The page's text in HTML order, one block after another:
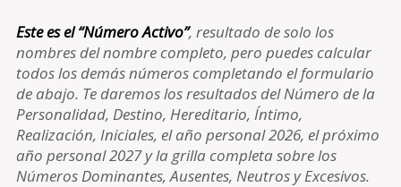
Este es el “Número Activo”, resultado de solo los
nombres del nombre completo, pero puedes calcular
todos los demás números completando el formulario
de abajo. Te daremos los resultados del Número de la
Personalidad, Destino, Hereditario, Íntimo,
Realización, Iniciales, el año personal 2026, el próximo
año personal 2027 y la grilla completa sobre los
Números Dominantes, Ausentes, Neutros y Excesivos.